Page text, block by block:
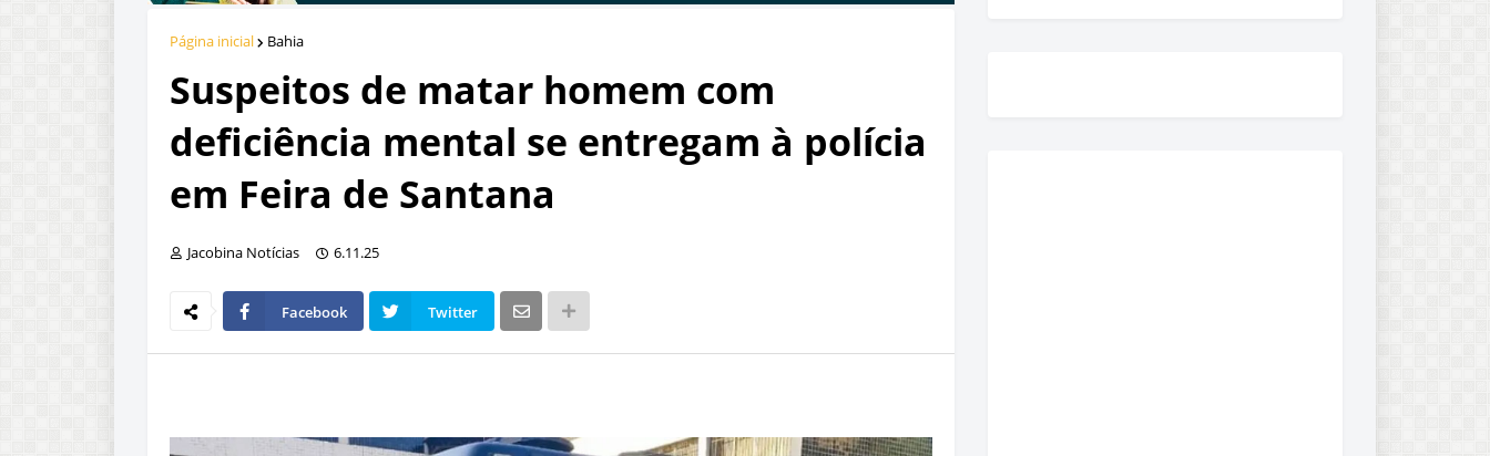
Página inicial Bahia
Suspeitos de matar homem com
deficiência mental se entregam à polícia
em Feira de Santana
Jacobina Notícias 6.11.25
Facebook Twitter